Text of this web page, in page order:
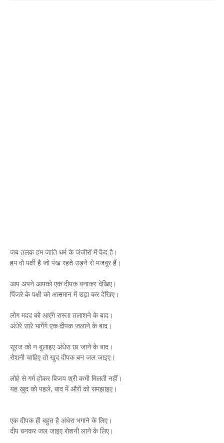
जब तलक हम जाति धर्म के जंजीरों में कैद है।
हम वो पक्षी है जो पंख रहते उड़ने से मजबूर हैं।
आप अपने आपको एक दीपक बनाकर देखिए।
पिंजरे के पक्षी को आसमान में उड़ा कर देखिए।
लोग मदद को आएंगे रास्ता तलाशने के बाद।
अंधेरे सारे भागेंगे एक दीपक जलाने के बाद।
सूरज को न बुलाइए अंधेरा छा जाने के बाद।
रोशनी चाहिए तो खुद दीपक बन जल जाइए।
लोहे से गर्म होकर विजय श्री कभी मिलती नहीं।
यह खुद को पहले, बाद में औरों को समझाइए।
एक दीपक ही बहुत है अंधेरा भगाने के लिए।
दीप बनकर जल जाइए रोशनी लाने के लिए।